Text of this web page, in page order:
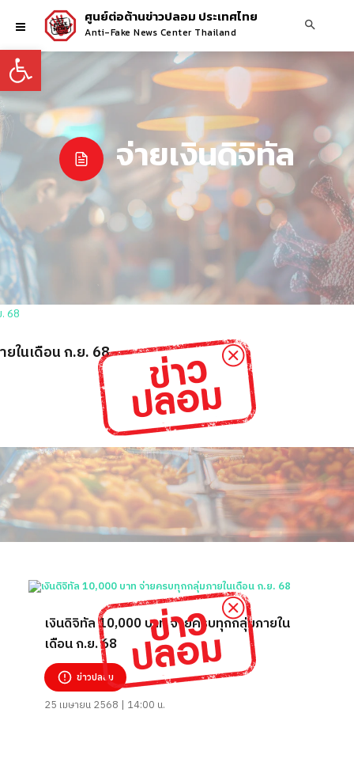
Open toolbar
ศูนย์ต่อต้านข่าวปลอม ประเทศไทย
Anti-Fake News Center Thailand
จ่ายเงินดิจิทัล
ในเดือน ก.ย. 68
เงินดิจิทัล 10,000 บาท จ่ายครบทุกกลุ่มภายใน
เดือน ก.ย. 68
ข่าวปลอม
25 เมษายน 2568 | 14:00 น.